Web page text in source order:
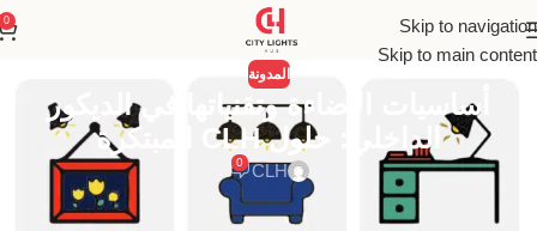
Skip to navigation
Skip to main content
0
المدونة
أساسيات الإضاءة وتقنياتها في الديكور
الداخلي: حلول CLH المبتكرة
CLH
0
أساسيات الإضاءة وتقنياتها في الديكور